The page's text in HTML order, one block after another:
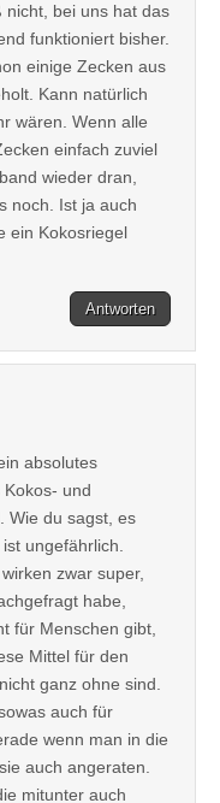
bei uns hat das
funktioniert bisher.
einige Zecken aus
Kann natürlich
wären. Wenn alle
einfach zuviel
wieder dran,
noch. Ist ja auch
ein Kokosriegel
Antworten
absolutes
und
Wie du sagst, es
ungefährlich.
zwar super,
habe,
für Menschen gibt,
Mittel für den
ganz ohne sind.
auch für
wenn man in die
auch angeraten.
mitunter auch